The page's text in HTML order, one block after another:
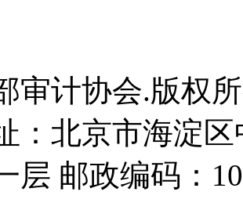
审计协会.版权
：北京市海淀
层 邮政编码：